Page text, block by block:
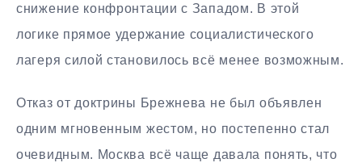
снижение конфронтации с Западом. В этой
логике прямое удержание социалистического
лагеря силой становилось всё менее возможным.
Отказ от доктрины Брежнева не был объявлен
одним мгновенным жестом, но постепенно стал
очевидным. Москва всё чаще давала понять, что